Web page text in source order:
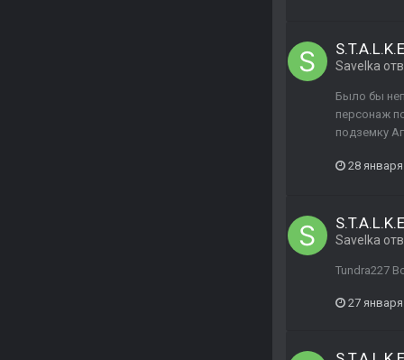
Savelka
Было бы
персонаж
подземку
28 января
Savelka
Tundra227
27 января